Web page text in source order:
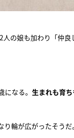
の娘も加わり「仲良
なる。 生まれも育
輪が広がったそうだ。